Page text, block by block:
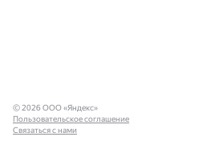
© 2026 ООО «Яндекс»
Пользовательское соглашение
Связаться с нами